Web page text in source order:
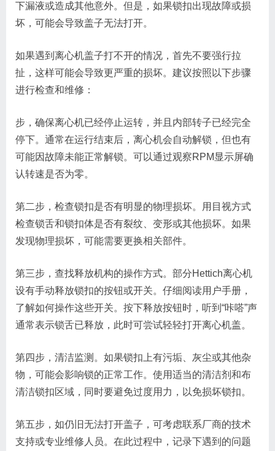
下漏液或造成其他意外。但是，如果锁扣出现故障或损
坏，可能会导致盖子无法打开。
如果遇到离心机盖子打不开的情况，首先不要强行拉
扯，这样可能会导致更严重的损坏。建议按照以下步骤
进行检查和维修：
步，确保离心机已经停止运转，并且内部转子已经完全
停下。通常在运行结束后，离心机会自动解锁，但也有
可能因故障未能正常解锁。可以通过观察RPM显示屏确
认转速是否为零。
第二步，检查锁扣是否有明显的物理损坏。用目视方式
检查锁舌和锁扣体是否有裂纹、变形或其他损坏。如果
发现物理损坏，可能需要更换相关部件。
第三步，查找释放机构的操作方式。部分Hettich离心机
设有手动释放锁扣的按钮或开关。仔细阅读用户手册，
了解如何操作这些开关。按下释放按钮时，听到“咔嗒”声
通常表示锁舌已释放，此时可尝试轻轻打开离心机盖。
第四步，清洁监测。如果锁扣上有污垢、灰尘或其他杂
物，可能会影响锁的正常工作。使用适当的清洁剂和布
清洁锁扣区域，同时要避免过度用力，以免损坏锁扣。
第五步，如仍旧无法打开盖子，可考虑联系厂商的技术
支持或专业维修人员。在此过程中，记录下遇到的问题